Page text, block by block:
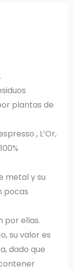
plantas de
, L’Or,
metal y su
pocas
por ellas.
su valor es
dado que